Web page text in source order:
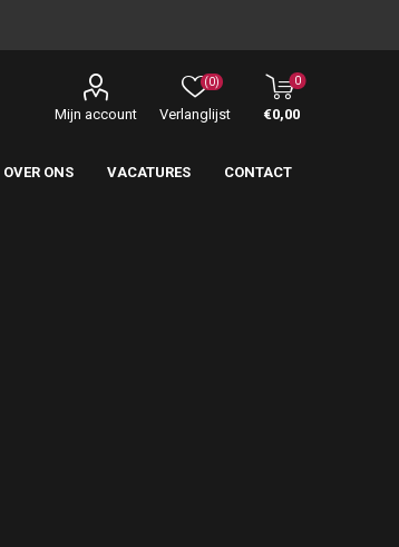
Mijn account Verlanglijst
(0) 0
€0,00
OVER ONS VACATURES CONTACT